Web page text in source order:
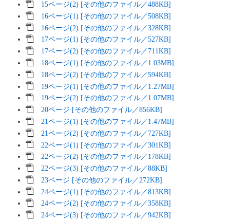
15ページ(2) [その他のファイル／488KB]
16ページ(1) [その他のファイル／508KB]
16ページ(2) [その他のファイル／328KB]
17ページ(1) [その他のファイル／527KB]
17ページ(2) [その他のファイル／711KB]
18ページ(1) [その他のファイル／1.03MB]
18ページ(2) [その他のファイル／594KB]
19ページ(1) [その他のファイル／1.27MB]
19ページ(2) [その他のファイル／1.07MB]
20ページ [その他のファイル／856KB]
21ページ(1) [その他のファイル／1.47MB]
21ページ(2) [その他のファイル／727KB]
22ページ(1) [その他のファイル／301KB]
22ページ(2) [その他のファイル／178KB]
22ページ(3) [その他のファイル／88KB]
23ページ [その他のファイル／272KB]
24ページ(1) [その他のファイル／813KB]
24ページ(2) [その他のファイル／358KB]
24ページ(3) [その他のファイル／942KB]